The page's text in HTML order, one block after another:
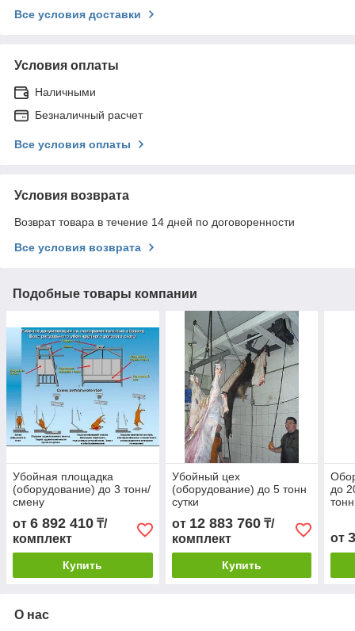
Все условия доставки
Условия оплаты
Наличными
Безналичный расчет
Все условия оплаты
Условия возврата
Возврат товара в течение 14 дней по договоренности
Все условия возврата
Подобные товары компании
Убойная площадка
(оборудование) до 3 тонн/
смену
от 6 892 410 ₸/
комплект
Купить
Убойный цех
(оборудование) до 5 тонн
сутки
от 12 883 760₸/
комплект
Купить
до
от
О нас